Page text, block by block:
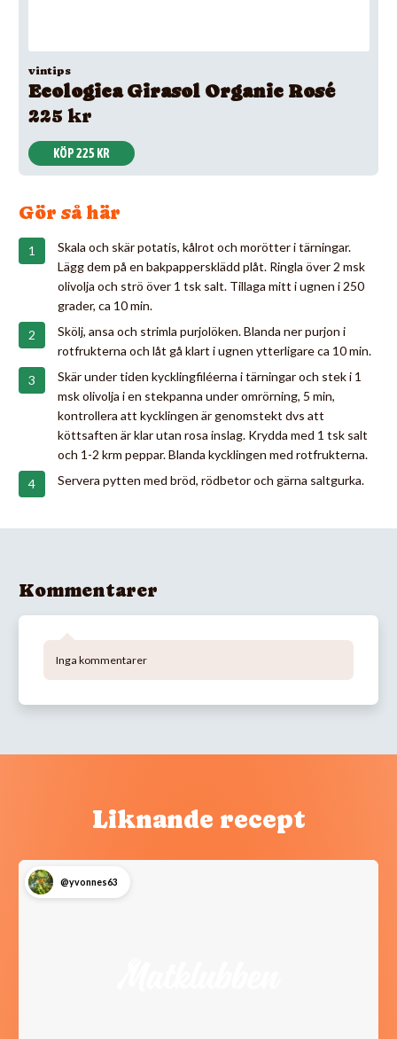
vintips
Ecologica Girasol Organic Rosé
225 kr
KÖP 225 KR
Gör så här
Skala och skär potatis, kålrot och morötter i tärningar.
Lägg dem på en bakpappersklädd plåt. Ringla över 2 msk
olivolja och strö över 1 tsk salt. Tillaga mitt i ugnen i 250
grader, ca 10 min.
Skölj, ansa och strimla purjolöken. Blanda ner purjon i
rotfrukterna och låt gå klart i ugnen ytterligare ca 10 min.
Skär under tiden kycklingfiléerna i tärningar och stek i 1
msk olivolja i en stekpanna under omrörning, 5 min,
kontrollera att kycklingen är genomstekt dvs att
köttsaften är klar utan rosa inslag. Krydda med 1 tsk salt
och 1-2 krm peppar. Blanda kycklingen med rotfrukterna.
Servera pytten med bröd, rödbetor och gärna saltgurka.
Kommentarer
Inga kommentarer
Liknande recept
@yvonnes63